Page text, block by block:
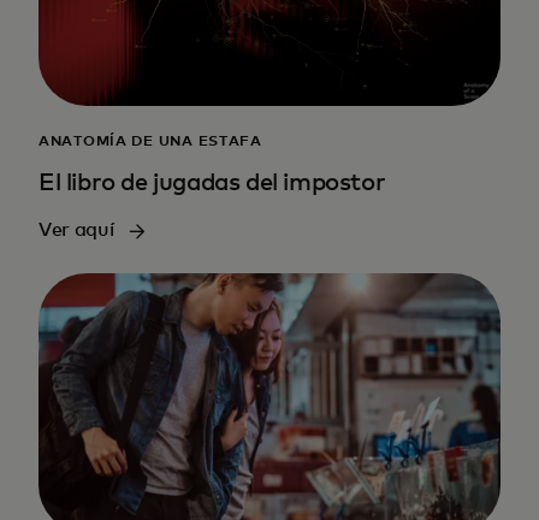
ANATOMÍA DE UNA ESTAFA
El libro de jugadas del impostor
Ver aquí